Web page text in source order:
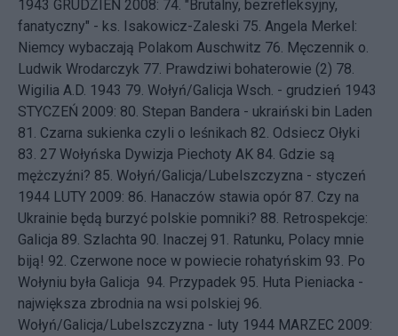
1943 GRUDZIEŃ 2008: 74. "Brutalny, bezrefleksyjny,
fanatyczny" - ks. Isakowicz-Zaleski 75. Angela Merkel:
Niemcy wybaczają Polakom Auschwitz 76. Męczennik o.
Ludwik Wrodarczyk 77. Prawdziwi bohaterowie (2) 78.
Wigilia A.D. 1943 79. Wołyń/Galicja Wsch. - grudzień 1943
STYCZEŃ 2009: 80. Stepan Bandera - ukraiński bin Laden
81. Czarna sukienka czyli o leśnikach 82. Odsiecz Ołyki
83. 27 Wołyńska Dywizja Piechoty AK 84. Gdzie są
mężczyźni? 85. Wołyń/Galicja/Lubelszczyzna - styczeń
1944 LUTY 2009: 86. Hanaczów stawia opór 87. Czy na
Ukrainie będą burzyć polskie pomniki? 88. Retrospekcje:
Galicja 89. Szlachta 90. Inaczej 91.
Ratunku, Polacy mnie
biją! 92. Czerwone noce w powiecie rohatyńskim 93. Po
Wołyniu była Galicja 94. Przypadek 95. Huta Pieniacka -
największa zbrodnia na wsi polskiej 96.
Wołyń/Galicja/Lubelszczyzna - luty 1944 MARZEC 2009: